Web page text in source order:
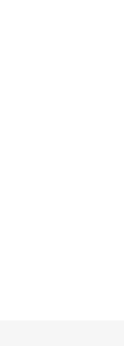
ゃんは、5年程前から家の庭に